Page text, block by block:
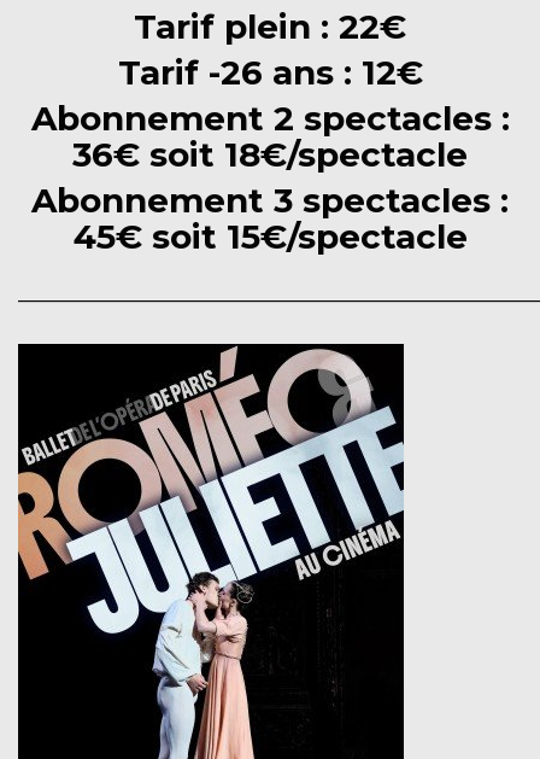
Tarif plein : 22€
Tarif -26 ans : 12€
Abonnement 2 spectacles :
36€ soit 18€/spectacle
Abonnement 3 spectacles :
45€ soit 15€/spectacle